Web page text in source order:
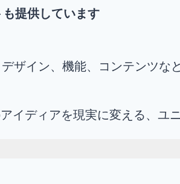
提供しています
デザイン、機能、コンテンツな
イディアを現実に変える、ユ